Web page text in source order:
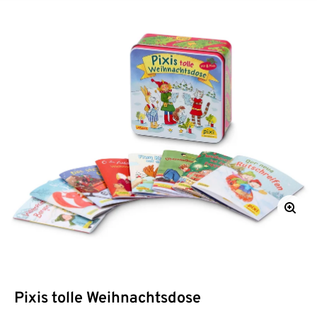
Pixis tolle Weihnachtsdose